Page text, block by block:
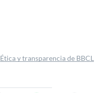
Ética y transparencia de BBCL